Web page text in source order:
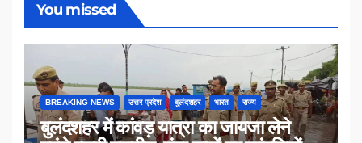
You missed
BREAKING NEWS उत्तर प्रदेश बुलंदशहर भारत राज्य
बुलंदशहर में कांवड़ यात्रा का जायजा लेने